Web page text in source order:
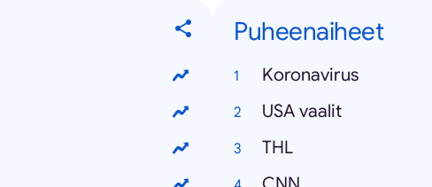
Puheenaiheet
Koronavirus
USA vaalit
THL